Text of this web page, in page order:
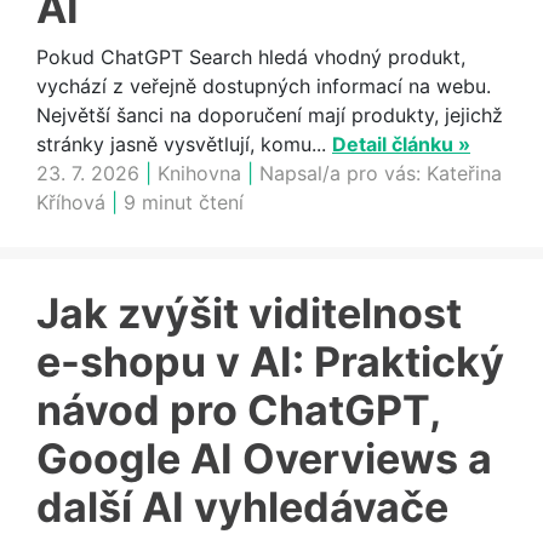
Pokud ChatGPT Search hledá vhodný produkt,
vychází z veřejně dostupných informací na webu.
Největší šanci na doporučení mají produkty, jejichž
stránky jasně vysvětlují, komu... Detail článku »
23. 7. 2026
Knihovna Napsal/a pro vás: Kateřina
Kříhová
9 minut čtení
Jak zvýšit viditelnost
e-shopu v AI: Praktický
návod pro ChatGPT,
Google AI Overviews a
další AI vyhledávače